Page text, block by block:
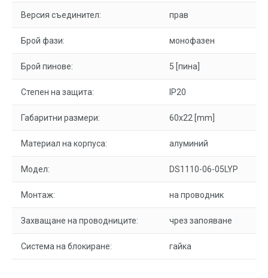
Версия съединител: прав
Брой фази: монофазен
Брой пинове: 5 [пина]
Степен на защита: IP20
Габаритни размери: 60x22 [mm]
Материал на корпуса: алуминий
Модел: DS1110-06-05LYP
Монтаж: на проводник
Захващане на проводниците: чрез запояване
Система на блокиране: гайка